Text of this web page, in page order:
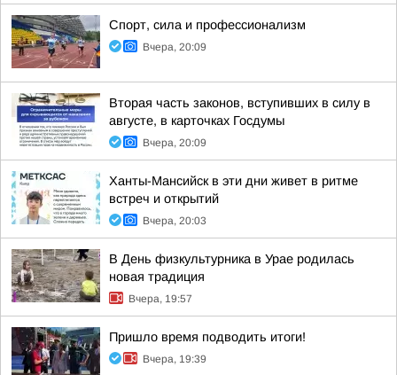
Спорт, сила и профессионализм
Вчера, 20:09
Вторая часть законов, вступивших в силу в
августе, в карточках Госдумы
Вчера, 20:09
Ханты-Мансийск в эти дни живет в ритме
встреч и открытий
Вчера, 20:03
В День физкультурника в Урае родилась
новая традиция
Вчера, 19:57
Пришло время подводить итоги!
Вчера, 19:39